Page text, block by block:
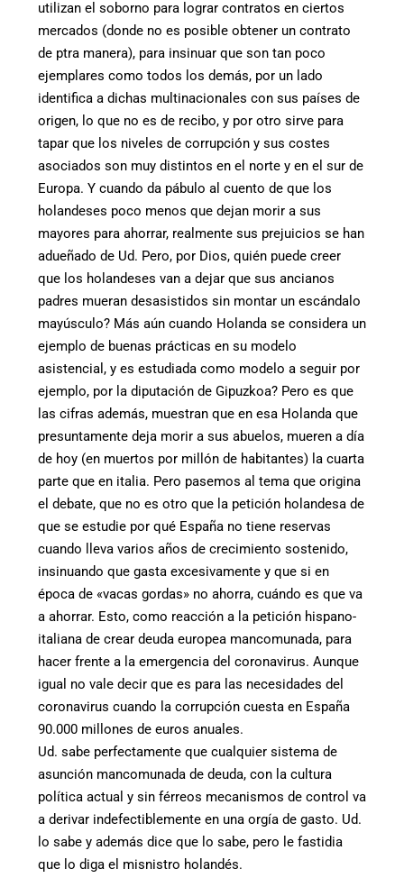
utilizan el soborno para lograr contratos en ciertos
mercados (donde no es posible obtener un contrato
de ptra manera), para insinuar que son tan poco
ejemplares como todos los demás, por un lado
identifica a dichas multinacionales con sus países de
origen, lo que no es de recibo, y por otro sirve para
tapar que los niveles de corrupción y sus costes
asociados son muy distintos en el norte y en el sur de
Europa. Y cuando da pábulo al cuento de que los
holandeses poco menos que dejan morir a sus
mayores para ahorrar, realmente sus prejuicios se han
adueñado de Ud. Pero, por Dios, quién puede creer
que los holandeses van a dejar que sus ancianos
padres mueran desasistidos sin montar un escándalo
mayúsculo? Más aún cuando Holanda se considera un
ejemplo de buenas prácticas en su modelo
asistencial, y es estudiada como modelo a seguir por
ejemplo, por la diputación de Gipuzkoa? Pero es que
las cifras además, muestran que en esa Holanda que
presuntamente deja morir a sus abuelos, mueren a día
de hoy (en muertos por millón de habitantes) la cuarta
parte que en italia. Pero pasemos al tema que origina
el debate, que no es otro que la petición holandesa de
que se estudie por qué España no tiene reservas
cuando lleva varios años de crecimiento sostenido,
insinuando que gasta excesivamente y que si en
época de «vacas gordas» no ahorra, cuándo es que va
a ahorrar. Esto, como reacción a la petición hispano-
italiana de crear deuda europea mancomunada, para
hacer frente a la emergencia del coronavirus. Aunque
igual no vale decir que es para las necesidades del
coronavirus cuando la corrupción cuesta en España
90.000 millones de euros anuales.
Ud. sabe perfectamente que cualquier sistema de
asunción mancomunada de deuda, con la cultura
política actual y sin férreos mecanismos de control va
a derivar indefectiblemente en una orgía de gasto. Ud.
lo sabe y además dice que lo sabe, pero le fastidia
que lo diga el misnistro holandés.